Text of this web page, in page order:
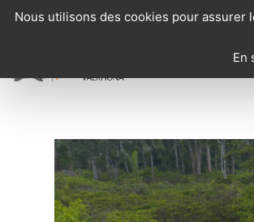
Panneau de gestion des cookies
Nous utilisons des cookies pour assurer
En